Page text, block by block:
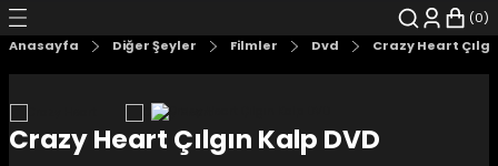
0
Anasayfa
Diğer Şeyler Filmler Dvd Crazy Heart
Crazy Heart Çılgın Kalp DVD